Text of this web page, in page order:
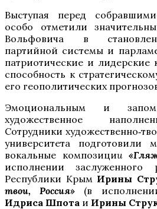
Выступая перед
особо отметили
Вольфовича в
партийной системы и
патриотические и лидерские
способность к
его геополитических
Эмоциональным и
художественное
Сотрудники
университета подготовили
вокальные композиции
исполнении заслуженного
Республики Крым Ирины
твои, Россия» (в
Идриса Шпота и Ирины